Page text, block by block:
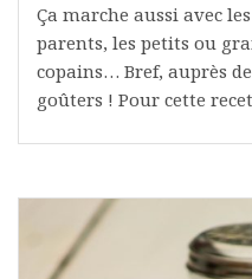
Ça marche aussi avec
parents, les petits ou
copains… Bref, auprès
goûters ! Pour cette